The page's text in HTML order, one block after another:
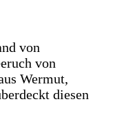
von
von
Wermut,
diesen